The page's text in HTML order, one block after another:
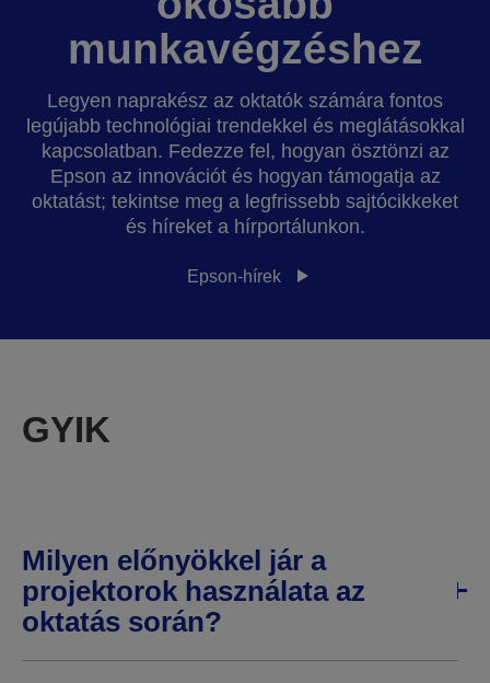
munkavégzéshez
Legyen naprakész az oktatók számára fontos
legújabb technológiai trendekkel és meglátásokkal
kapcsolatban. Fedezze fel, hogyan ösztönzi az
Epson az innovációt és hogyan támogatja az
oktatást; tekintse meg a legfrissebb sajtócikkeket
és híreket a hírportálunkon.
Epson-hírek
GYIK
Milyen előnyökkel jár a
projektorok használata az
oktatás során?